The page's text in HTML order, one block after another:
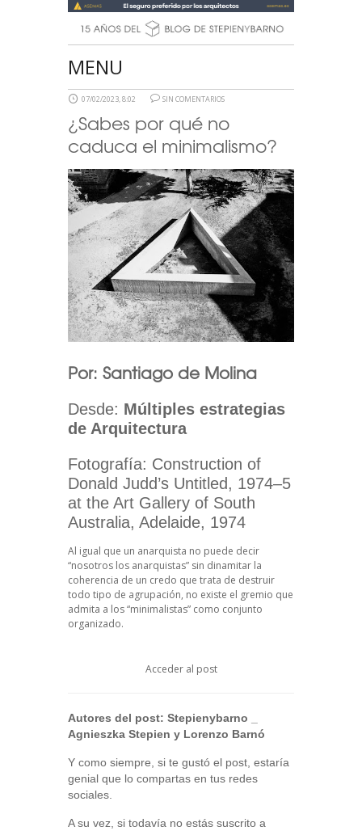
MENU
07/02/2023, 8:02 SIN COMENTARIOS
¿Sabes por qué no
caduca el minimalismo?
Por: Santiago de Molina
Desde: Múltiples estrategias
de Arquitectura
Fotografía: Construction of
Donald Judd’s Untitled, 1974–5
at the Art Gallery of South
Australia, Adelaide, 1974
Al igual que un anarquista no puede decir
“nosotros los anarquistas” sin dinamitar la
coherencia de un credo que trata de destruir
todo tipo de agrupación, no existe el gremio que
admita a los “minimalistas” como conjunto
organizado.
Acceder al post
Autores del post: Stepienybarno
Agnieszka Stepien y Lorenzo Barnó
Y como siempre, si te gustó el post, estaría
genial que lo compartas en tus redes
sociales.
A su vez, si todavía no estás suscrito a